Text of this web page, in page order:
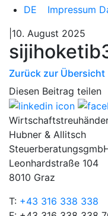
DE
Impressum
|10. August 2025
Zurück zur Übersicht
Diesen Beitrag teilen
Hubner & Allitsch
Leonhardstraße 104
8010 Graz
T: +43 316 338 338